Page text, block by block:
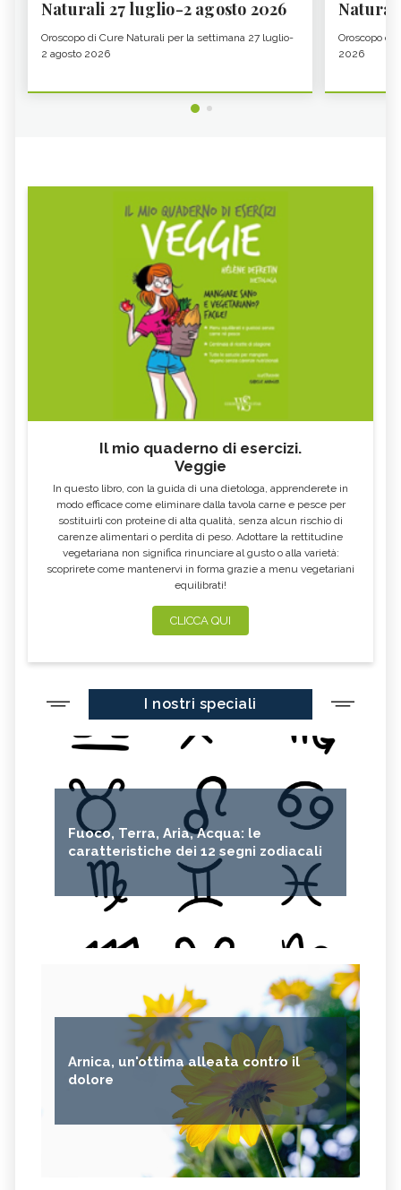
Naturali 27 luglio-2 agosto 2026
Oroscopo di Cure Naturali per la settimana 27 luglio-
2 agosto 2026
Oroscopo di
2026
Il mio quaderno di esercizi.
Veggie
In questo libro, con la guida di una dietologa, apprenderete in
modo efficace come eliminare dalla tavola carne e pesce per
sostituirli con proteine di alta qualità, senza alcun rischio di
carenze alimentari o perdita di peso. Adottare la rettitudine
vegetariana non significa rinunciare al gusto o alla varietà:
scoprirete come mantenervi in forma grazie a menu vegetariani
equilibrati!
CLICCA QUI
I nostri speciali
Fuoco, Terra, Aria, Acqua: le
caratteristiche dei 12 segni zodiacali
Arnica, un'ottima alleata contro il
dolore